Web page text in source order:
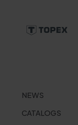
NEWS
CATALOGS